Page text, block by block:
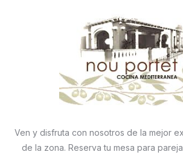
Ven y disfruta con nosotros de la mejor
de la zona. Reserva tu mesa para